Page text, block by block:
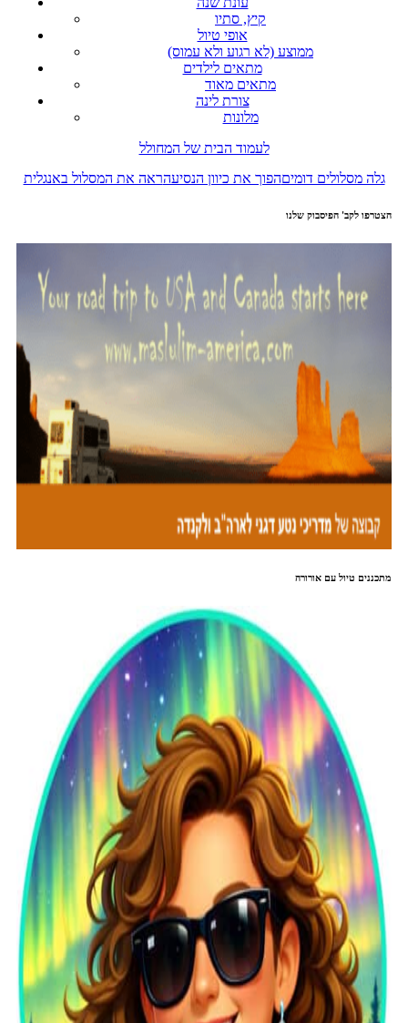
קיץ, סתיו
אופי טיול
ממוצע (לא רגוע ולא עמוס)
מתאים לילדים
מתאים מאוד
צורת לינה
מלונות
לעמוד הבית של המחולל
גלה מסלולים דומיםהפוך את כיוון הנסיעהראה את המסלול באנגלית
הצטרפו לקב' הפיסבוק שלנו
מתכננים טיול עם אורורה